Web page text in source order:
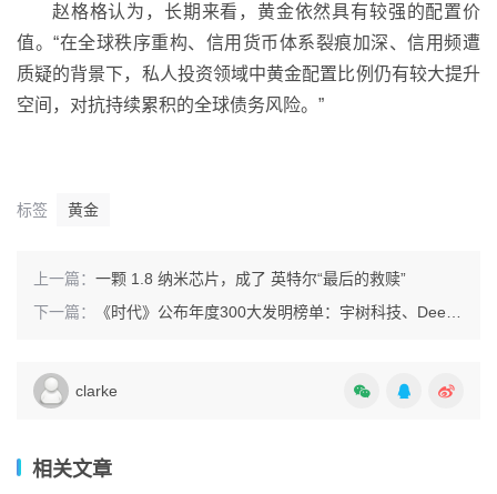
赵格格认为，长期来看，黄金依然具有较强的配置价
值。“在全球秩序重构、信用货币体系裂痕加深、信用频遭
质疑的背景下，私人投资领域中黄金配置比例仍有较大提升
空间，对抗持续累积的全球债务风险。”
标签 黄金
上一篇： 一颗 1.8 纳米芯片，成了 英特尔“最后的救赎”
下一篇：
《时代》公布年度300大发明榜单：宇树科技、DeepSeek、华为、比亚迪 上榜
clarke
相关文章